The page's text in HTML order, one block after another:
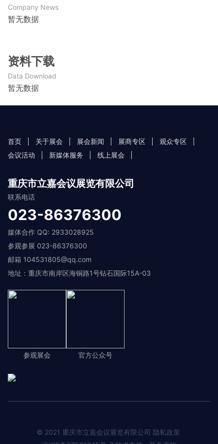
Company News
暂无数据
资料下载
Data Download
暂无数据
首页 关于展会 展会新闻 展商专区 观众专区
会议活动
新媒体服务 线上展会
重庆市立嘉会议展览有限公司
联系电话
023-86376300
媒体合作 QQ: 2933028925
参观参展 023-86376300
邮箱 104531805@qq.com
地址：重庆市南岸区海铜路1号钻石国际15A-03
参观展会 官方公众号
© 2021 重庆市立嘉会议展览有限公司 隐私政策